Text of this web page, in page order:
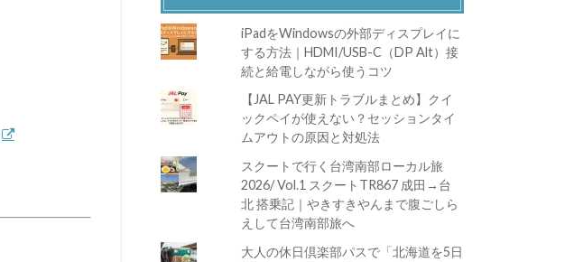
iPadをWindowsの外部ディスプレイに
する方法｜HDMI/USB-C（DP Alt）接
続と給電しながら使うコツ
【JAL PAY更新トラブルまとめ】クイ
ックペイが使えない？セッションタイ
ムアウトの原因と対処法
スクートで行く台湾南部ローカル旅
2026/ Vol.1 スクートTR867 成田→台
北 搭乗記｜やきすきやんまで腹ごしら
えして台湾南部旅へ
大人の休日倶楽部パスで「北海道を5日